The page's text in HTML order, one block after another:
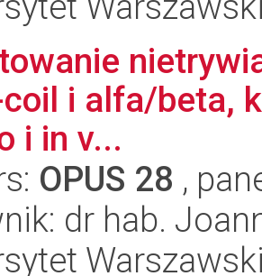
i alfa/beta,
i in v...
OPUS 28 ,
dr hab.